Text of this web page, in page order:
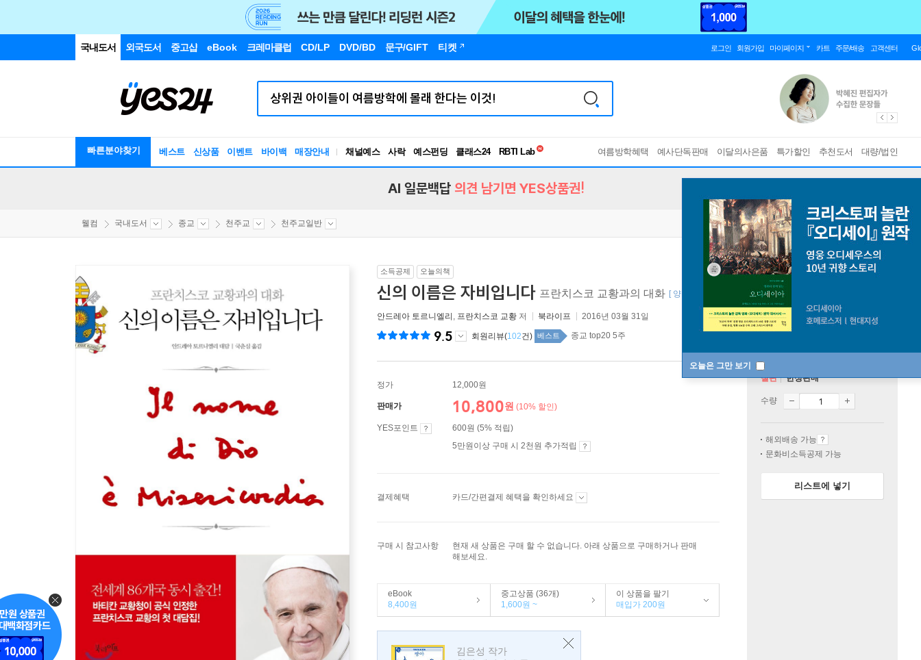
국내도서 외국도서 중고샵 eBook 크레마클럽 CD/LP DVD/BD 문구/GIFT 티켓 로그인 회원가입 마이페이지 카트 주문/배송 고객센터
빠른분야찾기 베스트 신상품 이벤트 바이백 매장안내 채널예스 사락 예스펀딩 클래스24
독서유형검사
RBTI Lab
여름방학혜택 예사단독판매 이달의사은품 특가할인 추천도서 대량/법인
오늘은 그만 보기
AI 일문백답 의견 남기면 YES상품권!
웰컴 국내도서 종교 천주교 천주교일반
소득공제 오늘의책
신의 이름은 자비입니다 프란치스코 교황과의 대화 [ 양장 ]
안드레아 토르니엘리 , 프란치스코 교황 저 북라이프 2016년 03월 31일
9.5 회원리뷰(102건) 베스트 종교 top20 5주
정가 12,000원
판매가 10,800원 (10% 할인)
YES포인트
600원 (5% 적립)
5만원이상 구매 시 2천원 추가적립
결제혜택 카드/간편결제 혜택을 확인하세요
구매 시 참고사항
현재 새 상품은 구매 할 수 없습니다. 아래 상품으로 구매하거나 판매
해보세요.
eBook
8,400원
중고상품 (36개)
1,600원 ~
이 상품을 팔기
매입가 200원
김은성 작가
절판 한정판매
수량
해외배송 가능
문화비소득공제 가능
리스트에 넣기